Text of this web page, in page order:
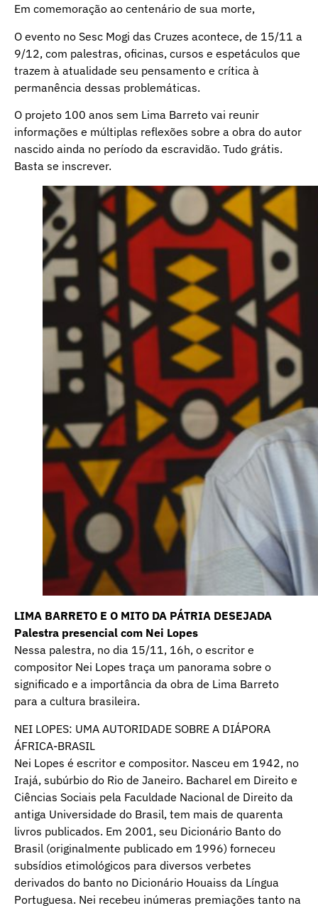
Em comemoração ao centenário de sua morte,
O evento no Sesc Mogi das Cruzes acontece, de 15/11 a
9/12, com palestras, oficinas, cursos e espetáculos que
trazem à atualidade seu pensamento e crítica à
permanência dessas problemáticas.
O projeto 100 anos sem Lima Barreto vai reunir
informações e múltiplas reflexões sobre a obra do autor
nascido ainda no período da escravidão. Tudo grátis.
Basta se inscrever.
LIMA BARRETO E O MITO DA PÁTRIA DESEJADA
Palestra presencial com Nei Lopes
Nessa palestra, no dia 15/11, 16h, o escritor e
compositor Nei Lopes traça um panorama sobre o
significado e a importância da obra de Lima Barreto
para a cultura brasileira.
NEI LOPES: UMA AUTORIDADE SOBRE A DIÁPORA
ÁFRICA-BRASIL
Nei Lopes é escritor e compositor. Nasceu em 1942, no
Irajá, subúrbio do Rio de Janeiro. Bacharel em Direito e
Ciências Sociais pela Faculdade Nacional de Direito da
antiga Universidade do Brasil, tem mais de quarenta
livros publicados. Em 2001, seu Dicionário Banto do
Brasil (originalmente publicado em 1996) forneceu
subsídios etimológicos para diversos verbetes
derivados do banto no Dicionário Houaiss da Língua
Portuguesa. Nei recebeu inúmeras premiações tanto na